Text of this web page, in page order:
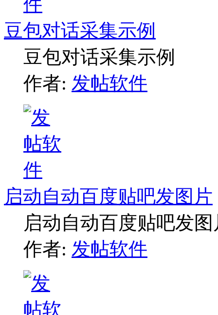
豆包对话采集示例
豆包对话采集示例
作者: 发帖软件
启动自动百度贴吧发图片
启动自动百度贴吧发图
作者: 发帖软件